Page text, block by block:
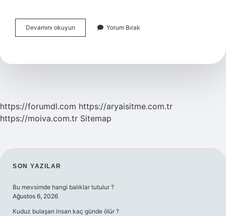
Devamını okuyun
Fırça
Yorum Bırak
https://forumdl.com https://aryaisitme.com.tr
https://moiva.com.tr Sitemap
SIDEBAR
SON YAZILAR
Bu mevsimde hangi balıklar tutulur ?
Ağustos 6, 2026
Kuduz bulaşan insan kaç günde ölür ?